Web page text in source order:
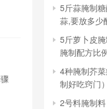
5斤蒜腌制
蒜,要放多少
5斤萝卜皮
腌制配方比例
4种腌制芥
制好吃窍门）
2号料腌制料